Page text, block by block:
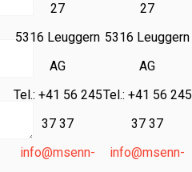
27
5316 Leuggern
AG
Tel.: +41 56 245
37 37
info@msenn-
27
5316 Leuggern
AG
Tel.: +41 56 245
37 37
info@msenn-